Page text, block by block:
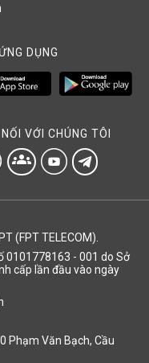
DỤNG
VỚI CHÚNG TÔI
groups
(FPT TELECOM).
0101778163 - 001 do Sở
cấp lần đầu vào ngày
Phạm Văn Bạch, Cầu